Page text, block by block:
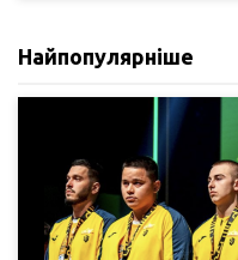
Найпопулярніше